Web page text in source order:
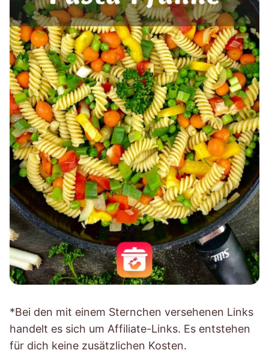
*Bei den mit einem Sternchen versehenen Links
handelt es sich um Affiliate-Links. Es entstehen
für dich keine zusätzlichen Kosten.